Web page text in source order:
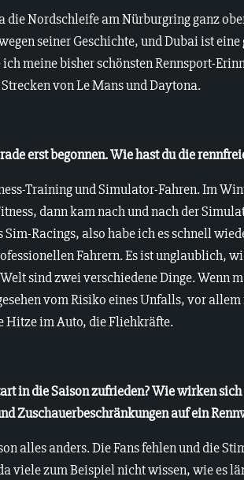
die Nordschleife am Nürburgring ganz
seiner Geschichte, und Dubai ist
meine bisher schönsten Rennsport-
von Le Mans und Daytona.
erst begonnen. Wie hast du die
Training und Simulator-Fahren. Im
dann kam nach und nach der
Sim-Racings, also habe ich es schnell
Fahrern. Es ist unglaublich,
sind zwei verschiedene Dinge. Wenn
vom Risiko eines Unfalls, vor
Hitze im Auto, die Fliehkräfte.
in die Saison zufrieden? Wie wirken
Zuschauerbeschränkungen auf ein
alles anders. Die Fans fehlen und die
viele zum Beispiel nicht wissen, wie es